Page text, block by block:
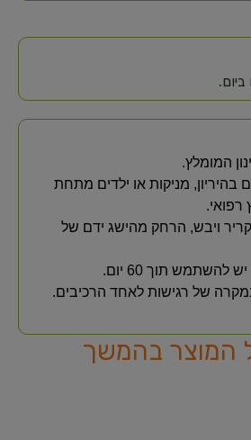
המומלץ.
בהיריון, מניקות או ילדים מתחת
ויבש, הרחק מהישג ידם של
תוך 60 יום.
של רגישות לאחד הרכיבים.
המוצר בהמשך